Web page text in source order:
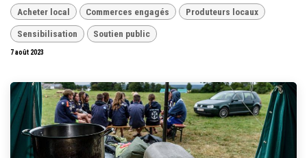
Acheter local Commerces engagés Produteurs locaux
Sensibilisation Soutien public
7 août 2023